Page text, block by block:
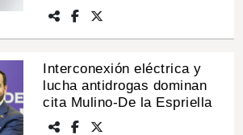
Interconexión eléctrica y
lucha antidrogas dominan
cita Mulino-De la Espriella